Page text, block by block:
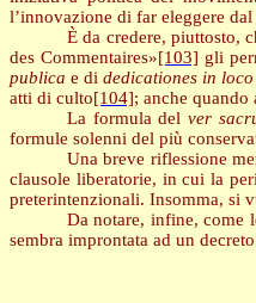
l’innovazione di far eleggere
Èda credere, piuttosto,
des Commentaires»[103] gli
publica e didedicationes in
atti di culto[104]; anche
La formula del ver
formule solenni del più
Una breve riflessione
clausole liberatorie, in cui la
preterintenzionali. Insomma, si
Da notare, infine, come
sembra improntata ad un